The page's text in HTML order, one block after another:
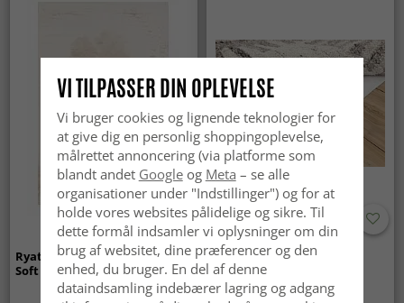
Ryatæpper - Aranga Super
Soft Fur (beige)
Anti-slip/Skridsikker
VI TILPASSER DIN OPLEVELSE
Vi bruger cookies og lignende teknologier for
at give dig en personlig shoppingoplevelse,
målrettet annoncering (via platforme som
blandt andet Googleog Meta – se alle
organisationer under "Indstillinger") og for at
holde vores websites pålidelige og sikre. Til
dette formål indsamler vi oplysninger om din
brug af websitet, dine præferencer og den
enhed, du bruger. En del af denne
dataindsamling indebærer lagring og adgang